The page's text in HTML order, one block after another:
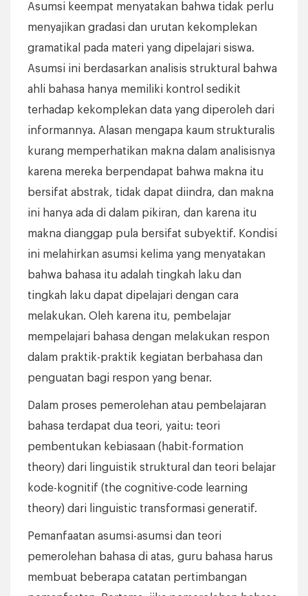
Asumsi keempat menyatakan bahwa tidak perlu
menyajikan gradasi dan urutan kekomplekan
gramatikal pada materi yang dipelajari siswa.
Asumsi ini berdasarkan analisis struktural bahwa
ahli bahasa hanya memiliki kontrol sedikit
terhadap kekomplekan data yang diperoleh dari
informannya. Alasan mengapa kaum strukturalis
kurang memperhatikan makna dalam analisisnya
karena mereka berpendapat bahwa makna itu
bersifat abstrak, tidak dapat diindra, dan makna
ini hanya ada di dalam pikiran, dan karena itu
makna dianggap pula bersifat subyektif. Kondisi
ini melahirkan asumsi kelima yang menyatakan
bahwa bahasa itu adalah tingkah laku dan
tingkah laku dapat dipelajari dengan cara
melakukan. Oleh karena itu, pembelajar
mempelajari bahasa dengan melakukan respon
dalam praktik-praktik kegiatan berbahasa dan
penguatan bagi respon yang benar.
Dalam proses pemerolehan atau pembelajaran
bahasa terdapat dua teori, yaitu: teori
pembentukan kebiasaan (habit-formation
theory) dari linguistik struktural dan teori belajar
kode-kognitif (the cognitive-code learning
theory) dari linguistic transformasi generatif.
Pemanfaatan asumsi-asumsi dan teori
pemerolehan bahasa di atas, guru bahasa harus
membuat beberapa catatan pertimbangan